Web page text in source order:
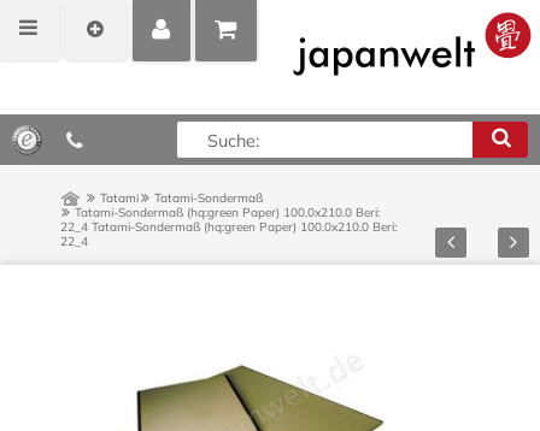
MEIN
POSITIONEN
ANZEIGEN
0,00 €*
Tatami
Tatami-Sondermaß
Tatami-Sondermaß (hq:green Paper) 100.0x210.0 Beri:
22_4 Tatami-Sondermaß (hq:green Paper) 100.0x210.0 Beri:
22_4
Zurück Vor